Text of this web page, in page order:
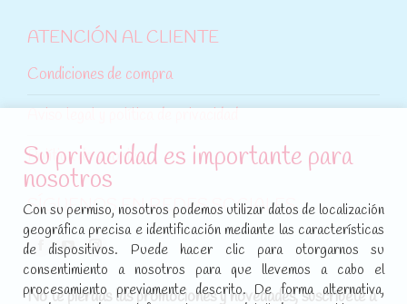
ATENCIÓN AL CLIENTE
Condiciones de compra
Aviso legal y política de privacidad
Política de cookies
SÍGUENOS EN REDES SOCIALES
Encuéntranos en:
Facebook
page
YouTube
page
Instagram
page
No te pierdas las promociones y novedades, suscríbete a
Su privacidad es importante para
nosotros
Con su permiso, nosotros podemos utilizar datos de localización
geográfica precisa e identificación mediante las características
de dispositivos. Puede hacer clic para otorgarnos su
consentimiento a nosotros para que llevemos a cabo el
procesamiento previamente descrito. De forma alternativa,